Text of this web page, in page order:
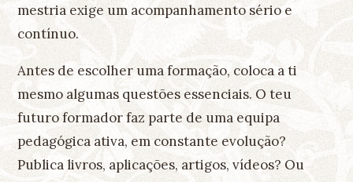
mestria exige um acompanhamento sério e
contínuo.
Antes de escolher uma formação, coloca a ti
mesmo algumas questões essenciais. O teu
futuro formador faz parte de uma equipa
pedagógica ativa, em constante evolução?
Publica livros, aplicações, artigos, vídeos? Ou